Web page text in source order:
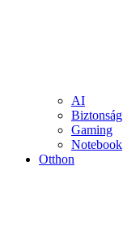
AI
Biztonság
Gaming
Notebook
Otthon